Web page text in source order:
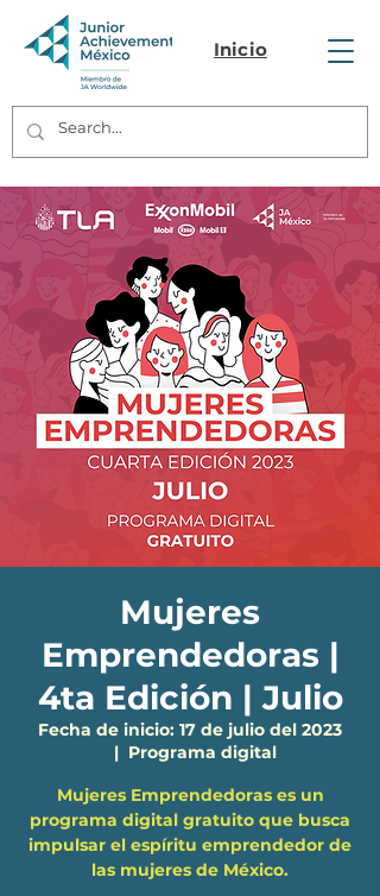
Inicio
Mujeres
Emprendedoras |
4ta Edición | Julio
Fecha de inicio: 17 de julio del 2023
  |
Programa digital
Mujeres Emprendedoras es un
programa digital gratuito que busca
impulsar el espíritu emprendedor de
las mujeres de México.